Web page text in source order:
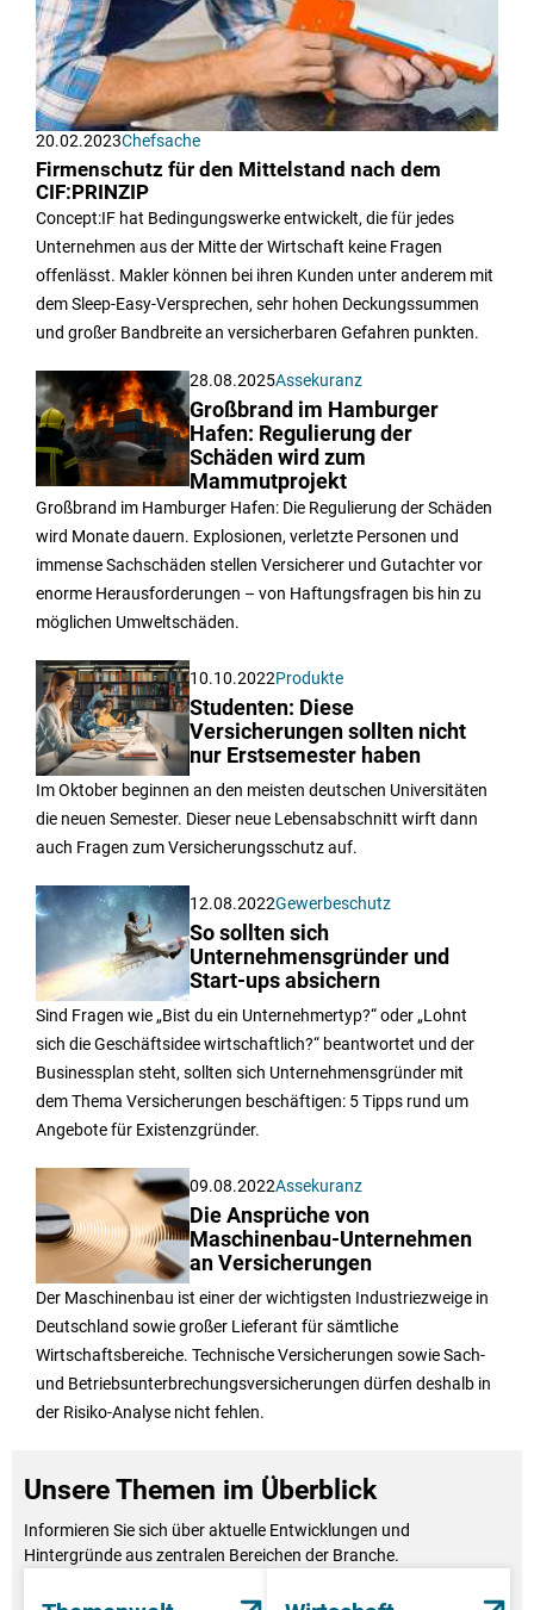
20.02.2023Chefsache
Firmenschutz für den Mittelstand nach dem
CIF:PRINZIP
Concept:IF hat Bedingungswerke entwickelt, die für jedes
Unternehmen aus der Mitte der Wirtschaft keine Fragen
offenlässt. Makler können bei ihren Kunden unter anderem mit
dem Sleep-Easy-Versprechen, sehr hohen Deckungssummen
und großer Bandbreite an versicherbaren Gefahren punkten.
28.08.2025Assekuranz
Großbrand im Hamburger
Hafen: Regulierung der
Schäden wird zum
Mammutprojekt
Großbrand im Hamburger Hafen: Die Regulierung der Schäden
wird Monate dauern. Explosionen, verletzte Personen und
immense Sachschäden stellen Versicherer und Gutachter vor
enorme Herausforderungen – von Haftungsfragen bis hin zu
möglichen Umweltschäden.
10.10.2022Produkte
Studenten: Diese
Versicherungen sollten nicht
nur Erstsemester haben
Im Oktober beginnen an den meisten deutschen Universitäten
die neuen Semester. Dieser neue Lebensabschnitt wirft dann
auch Fragen zum Versicherungsschutz auf.
12.08.2022Gewerbeschutz
So sollten sich
Unternehmensgründer und
Start-ups absichern
Sind Fragen wie „Bist du ein Unternehmertyp?“ oder „Lohnt
sich die Geschäftsidee wirtschaftlich?“ beantwortet und der
Businessplan steht, sollten sich Unternehmensgründer mit
dem Thema Versicherungen beschäftigen: 5 Tipps rund um
Angebote für Existenzgründer.
09.08.2022Assekuranz
Die Ansprüche von
Maschinenbau-Unternehmen
an Versicherungen
Der Maschinenbau ist einer der wichtigsten Industriezweige in
Deutschland sowie großer Lieferant für sämtliche
Wirtschaftsbereiche. Technische Versicherungen sowie Sach-
und Betriebsunterbrechungsversicherungen dürfen deshalb in
der Risiko-Analyse nicht fehlen.
Unsere Themen im Überblick
Informieren Sie sich über aktuelle Entwicklungen und
Hintergründe aus zentralen Bereichen der Branche.